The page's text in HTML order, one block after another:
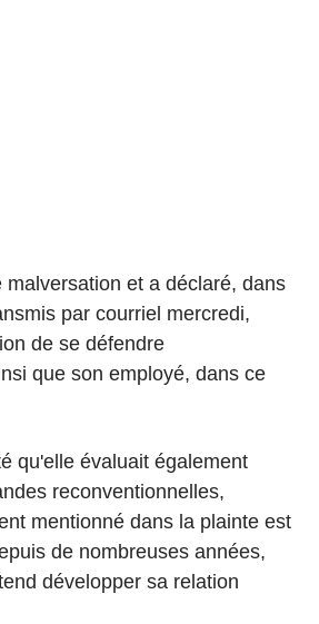
malversation et a déclaré, dans
par courriel mercredi,
de se défendre
que son employé, dans ce
qu'elle évaluait également
reconventionnelles,
mentionné dans la plainte est
de nombreuses années,
développer sa relation